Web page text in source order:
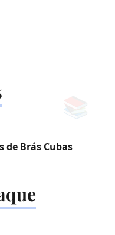
📚
de Brás Cubas